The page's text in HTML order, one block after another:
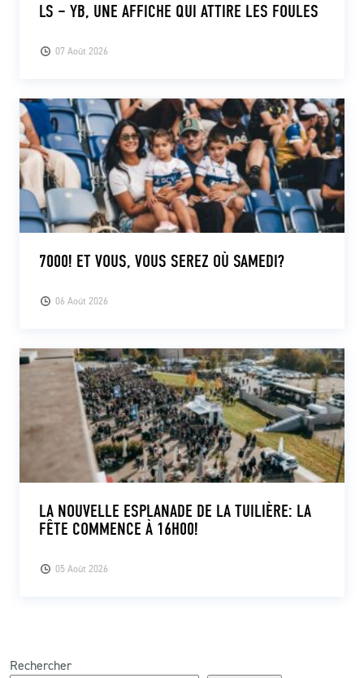
07 Août 2026
LS – YB, UNE AFFICHE QUI ATTIRE LES FOULES
06 Août 2026
7000! ET VOUS, VOUS SEREZ OÙ SAMEDI?
05 Août 2026
LA NOUVELLE ESPLANADE DE LA TUILIÈRE: LA
FÊTE COMMENCE À 16H00!
Rechercher